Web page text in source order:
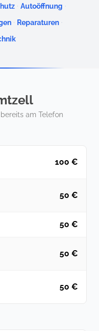
· Autoöffnung ·
· Reparaturen ·
am Telefon
100 €
50 €
50 €
50 €
50 €